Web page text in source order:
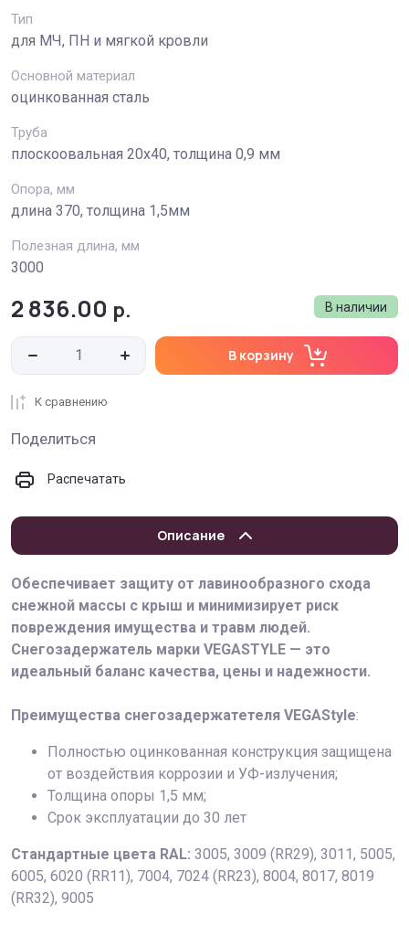
Тип
для МЧ, ПН и мягкой кровли
Основной материал
оцинкованная сталь
Труба
плоскоовальная 20х40, толщина 0,9 мм
Опора, мм
длина 370, толщина 1,5мм
Полезная длина, мм
3000
В наличии
2 836.00 р.
В корзину
К сравнению
Поделиться
Распечатать
Описание
Обеспечивает защиту от лавинообразного схода
снежной массы с крыш и минимизирует риск
повреждения имущества и травм людей.
Снегозадержатель марки VEGАSTYLE — это
идеальный баланс качества, цены и надежности.
Преимущества снегозадержатетеля VEGAStyle:
Полностью оцинкованная конструкция защищена
от воздействия коррозии и УФ-излучения;
Толщина опоры 1,5 мм;
Срок эксплуатации до 30 лет
Стандартные цвета RAL: 3005, 3009 (RR29), 3011, 5005,
6005, 6020 (RR11), 7004, 7024 (RR23), 8004, 8017, 8019
(RR32), 9005